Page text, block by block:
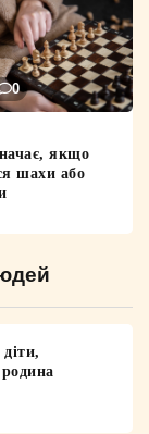
0
якщо
шахи або